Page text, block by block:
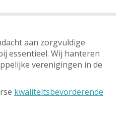
aan zorgvuldige
essentieel. Wij hanteren
verenigingen in de
kwaliteitsbevorderende